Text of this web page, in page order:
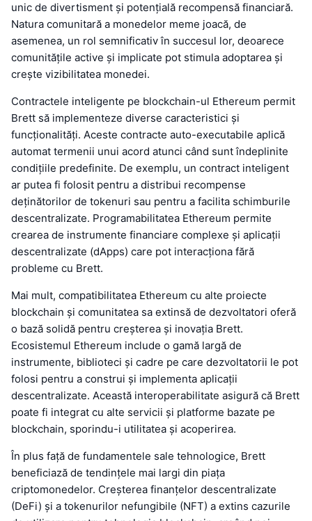
unic de divertisment și potențială recompensă financiară.
Natura comunitară a monedelor meme joacă, de
asemenea, un rol semnificativ în succesul lor, deoarece
comunitățile active și implicate pot stimula adoptarea și
crește vizibilitatea monedei.
Contractele inteligente pe blockchain-ul Ethereum permit
Brett să implementeze diverse caracteristici și
funcționalități. Aceste contracte auto-executabile aplică
automat termenii unui acord atunci când sunt îndeplinite
condițiile predefinite. De exemplu, un contract inteligent
ar putea fi folosit pentru a distribui recompense
deținătorilor de tokenuri sau pentru a facilita schimburile
descentralizate. Programabilitatea Ethereum permite
crearea de instrumente financiare complexe și aplicații
descentralizate (dApps) care pot interacționa fără
probleme cu Brett.
Mai mult, compatibilitatea Ethereum cu alte proiecte
blockchain și comunitatea sa extinsă de dezvoltatori oferă
o bază solidă pentru creșterea și inovația Brett.
Ecosistemul Ethereum include o gamă largă de
instrumente, biblioteci și cadre pe care dezvoltatorii le pot
folosi pentru a construi și implementa aplicații
descentralizate. Această interoperabilitate asigură că Brett
poate fi integrat cu alte servicii și platforme bazate pe
blockchain, sporindu-i utilitatea și acoperirea.
În plus față de fundamentele sale tehnologice, Brett
beneficiază de tendințele mai largi din piața
criptomonedelor. Creșterea finanțelor descentralizate
(DeFi) și a tokenurilor nefungibile (NFT) a extins cazurile